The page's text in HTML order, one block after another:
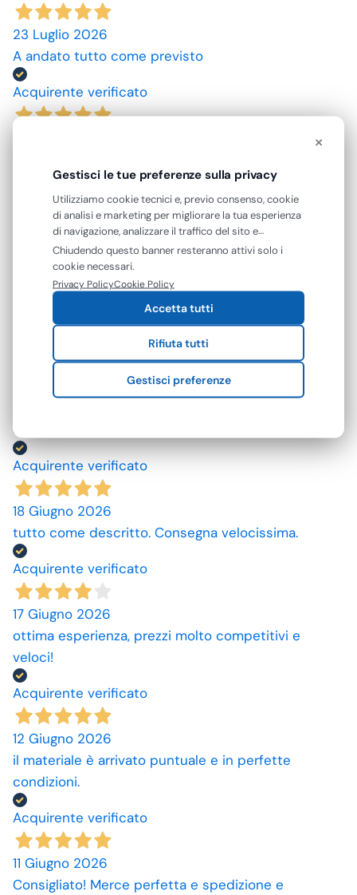
23 Luglio 2026
A andato tutto come previsto
Acquirente verificato
grazie. prezzi convenienti.
Acquirente verificato
09 Luglio 2026
ottimo prodotto.
Acquirente verificato
25 Giugno 2026
Mi aspettavo degli asciugamani più grandi e più
caratteristiche sopra descritte sarebbe top
Acquirente verificato
18 Giugno 2026
tutto come descritto. Consegna velocissima.
Acquirente verificato
17 Giugno 2026
ottima esperienza, prezzi molto competitivi e
veloci!
Acquirente verificato
12 Giugno 2026
il materiale è arrivato puntuale e in perfette
condizioni.
Acquirente verificato
11 Giugno 2026
Consigliato! Merce perfetta e spedizione e
×
Gestisci le tue preferenze sulla privacy
Utilizziamo cookie tecnici e, previo consenso, cookie
di analisi e marketing per migliorare la tua esperienza
di navigazione, analizzare il traffico del sito e
mostrarti contenuti e pubblicità personalizzati. Puoi
accettare tutti i cookie oppure gestire le tue
preferenze. Puoi modificare o revocare il consenso in
qualsiasi momento.
Chiudendo questo banner resteranno attivi solo i
cookie necessari.
Privacy PolicyCookie Policy
Accetta tutti
Rifiuta tutti
Gestisci preferenze